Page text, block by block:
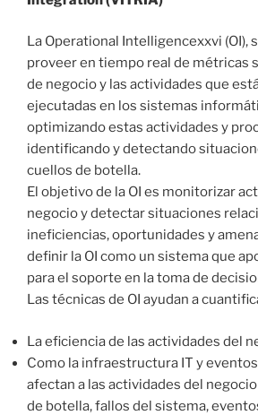
La Operational Intelligencexxvi (OI),
proveer en tiempo real de métricas
de negocio y las actividades que
ejecutadas en los sistemas
optimizando estas actividades y
identificando y detectando
cuellos de botella.
El objetivo de la OI es monitorizar
negocio y detectar situaciones
ineficiencias, oportunidades y
definir la OI como un sistema que
para el soporte en la toma de
Las técnicas de OI ayudan a
La eficiencia de las actividades del
Como la infraestructura IT y
afectan a las actividades del
de botella, fallos del sistema,